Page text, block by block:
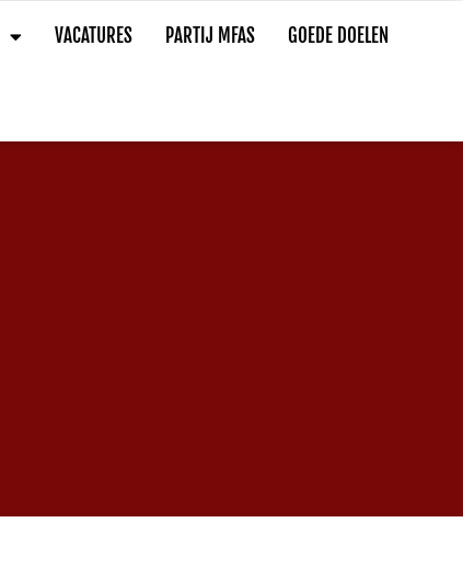
VACATURES PARTIJ MFAS GOEDE DOELEN